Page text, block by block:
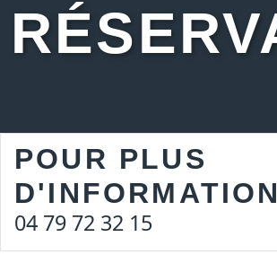
POUR PLUS
04 79 72 32 15